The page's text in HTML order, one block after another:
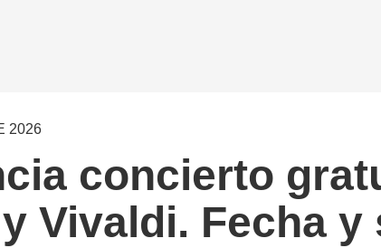
2026
concierto
Vivaldi. Fecha y